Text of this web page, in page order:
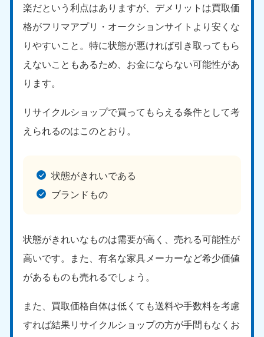
楽だという利点はありますが、デメリットは買取価
格がフリマアプリ・オークションサイトより安くな
りやすいこと。特に状態が悪ければ引き取ってもら
えないこともあるため、お金にならない可能性があ
ります。
リサイクルショップで買ってもらえる条件として考
えられるのはこのとおり。
状態がきれいである
ブランドもの
状態がきれいなものは需要が高く、売れる可能性が
高いです。また、有名な家具メーカーなど希少価値
があるものも売れるでしょう。
また、買取価格自体は低くても送料や手数料を考慮
すれば結果リサイクルショップの方が手間もなくお